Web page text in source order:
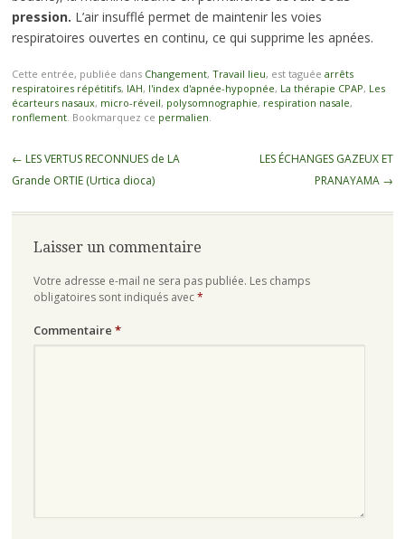
pression. L’air insufflé permet de maintenir les voies
respiratoires ouvertes en continu, ce qui supprime les apnées.
Cette entrée, publiée dans Changement, Travail lieu, est taguée arrêts
respiratoires répétitifs, IAH, l'index d'apnée-hypopnée, La thérapie CPAP, Les
écarteurs nasaux, micro-réveil, polysomnographie, respiration nasale,
ronflement. Bookmarquez ce permalien.
Navigation
des
← LES VERTUS RECONNUES de LA
Grande ORTIE (Urtica dioca)
LES ÉCHANGES GAZEUX ET
PRANAYAMA →
Laisser un commentaire
Votre adresse e-mail ne sera pas publiée. Les champs
obligatoires sont indiqués avec*
Commentaire *